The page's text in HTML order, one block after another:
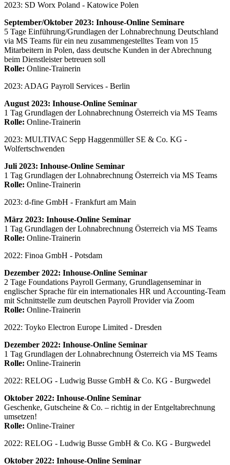
2023: SD Worx Poland - Katowice Polen
September/Oktober 2023: Inhouse-Online Seminare
5 Tage Einführung/Grundlagen der Lohnabrechnung Deutschland
via MS Teams für ein neu zusammengestelltes Team von 15
Mitarbeitern in Polen, dass deutsche Kunden in der Abrechnung
beim Dienstleister betreuen soll
Rolle: Online-Trainerin
2023: ADAG Payroll Services - Berlin
August 2023: Inhouse-Online Seminar
1 Tag Grundlagen der Lohnabrechnung Österreich via MS Teams
Rolle: Online-Trainerin
2023: MULTIVAC Sepp Haggenmüller SE & Co. KG -
Wolfertschwenden
Juli 2023: Inhouse-Online Seminar
1 Tag Grundlagen der Lohnabrechnung Österreich via MS Teams
Rolle: Online-Trainerin
2023: d-fine GmbH - Frankfurt am Main
März 2023: Inhouse-Online Seminar
1 Tag Grundlagen der Lohnabrechnung Österreich via MS Teams
Rolle: Online-Trainerin
2022: Finoa GmbH - Potsdam
Dezember 2022: Inhouse-Online Seminar
2 Tage Foundations Payroll Germany, Grundlagenseminar in
englischer Sprache für ein internationales HR und Accounting-Team
mit Schnittstelle zum deutschen Payroll Provider via Zoom
Rolle: Online-Trainerin
2022: Toyko Electron Europe Limited - Dresden
Dezember 2022: Inhouse-Online Seminar
1 Tag Grundlagen der Lohnabrechnung Österreich via MS Teams
Rolle: Online-Trainerin
2022: RELOG - Ludwig Busse GmbH & Co. KG - Burgwedel
Oktober 2022: Inhouse-Online Seminar
Geschenke, Gutscheine & Co. – richtig in der Entgeltabrechnung
umsetzen!
Rolle: Online-Trainer
2022: RELOG - Ludwig Busse GmbH & Co. KG - Burgwedel
Oktober 2022: Inhouse-Online Seminar